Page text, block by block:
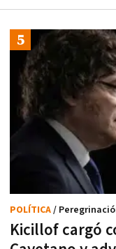
Kicillof cargó
POLÍTICA/